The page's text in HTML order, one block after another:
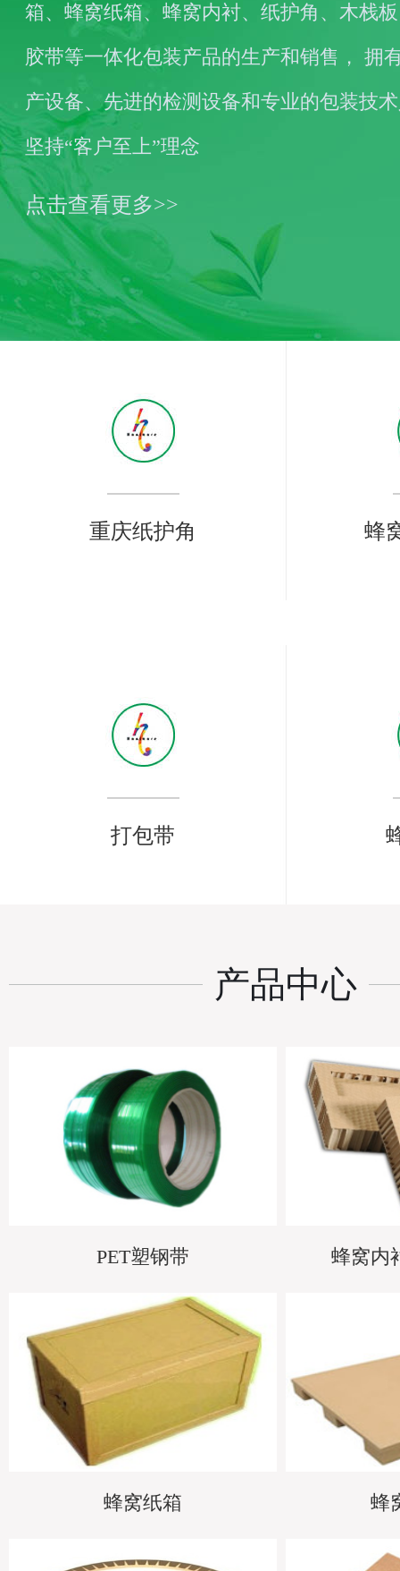
箱、蜂窝纸箱、蜂窝内衬、纸护角、木栈
胶带等一体化包装产品的生产和销售， 拥
产设备、先进的检测设备和专业的包装技
坚持“客户至上”理念
点击查看更多>>
重庆纸护角 蜂
打包带
产品中心
PET塑钢带 蜂窝内
蜂窝纸箱 蜂